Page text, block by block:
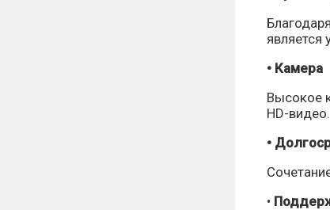
• Камера
Высокое
HD-видео.
•
•